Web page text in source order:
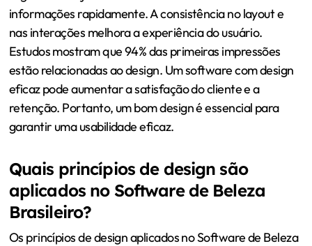
informações rapidamente. A consistência no layout e
nas interações melhora a experiência do usuário.
Estudos mostram que 94% das primeiras impressões
estão relacionadas ao design. Um software com design
eficaz pode aumentar a satisfação do cliente e a
retenção. Portanto, um bom design é essencial para
garantir uma usabilidade eficaz.
Quais princípios de design são
aplicados no Software de Beleza
Brasileiro?
Os princípios de design aplicados no Software de Beleza